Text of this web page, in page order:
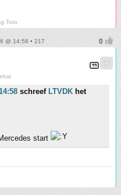
Toto
@ 14:58 • 217
schreef LTVDK het
start